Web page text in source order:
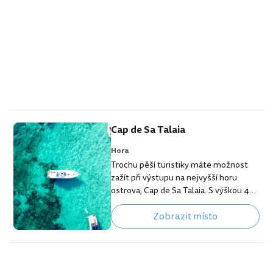
Cap de Sa Talaia
Hora
Trochu pěší turistiky máte možnost
zažít při výstupu na nejvyšší horu
ostrova, Cap de Sa Talaia. S výškou 475
metrů nad mořem to sice není žádná
velehora, ale na druhou stranu se vám
z ní naskytnou krásné výhledy na velký
kus ostrova a také na ibizské pobřeží.
Zobrazit místo